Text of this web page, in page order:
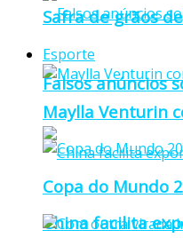
Falsos anúncios
China facilita
Safra de grãos
Esporte
Maylla Venturin
Copa do Mundo